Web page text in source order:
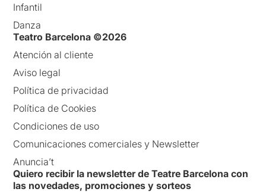
Infantil
Danza
Teatro Barcelona ©2026
Atención al cliente
Aviso legal
Política de privacidad
Política de Cookies
Condiciones de uso
Comunicaciones comerciales y Newsletter
Anuncia’t
Quiero recibir la newsletter de Teatre Barcelona con
las novedades, promociones y sorteos